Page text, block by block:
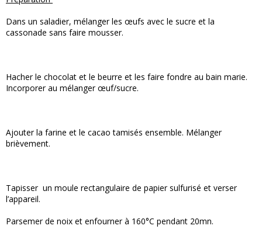
Dans un saladier, mélanger les œufs avec le sucre et la
cassonade sans faire mousser.
Hacher le chocolat et le beurre et les faire fondre au bain marie.
Incorporer au mélanger œuf/sucre.
Ajouter la farine et le cacao tamisés ensemble. Mélanger
brièvement.
Tapisser un moule rectangulaire de papier sulfurisé et verser
l’appareil.
Parsemer de noix et enfourner à 160°C pendant 20mn.